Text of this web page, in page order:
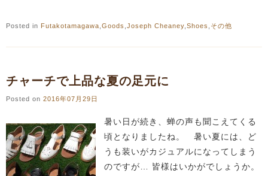
Posted in Futakotamagawa Goods Joseph Cheaney Shoes その他
チャーチで上品な夏の足元に
Posted on 2016年07月29日
暑い日が続き、蝉の声も聞こえてくる
頃となりましたね。 暑い夏には、ど
うも装いがカジュアルになってしまう
のですが… 皆様はいかがでしょうか。